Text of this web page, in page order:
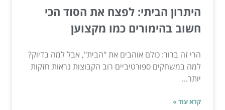
היתרון הביתי: לפצח את הסוד הכי
חשוב בהימורים כמו מקצוען
הרי זה ברור: כולם אוהבים את "הבית", אבל למה בדיוק?
למה במשחקים ספורטיביים רוב הקבוצות נראות חזקות
יותר...
קרא עוד »